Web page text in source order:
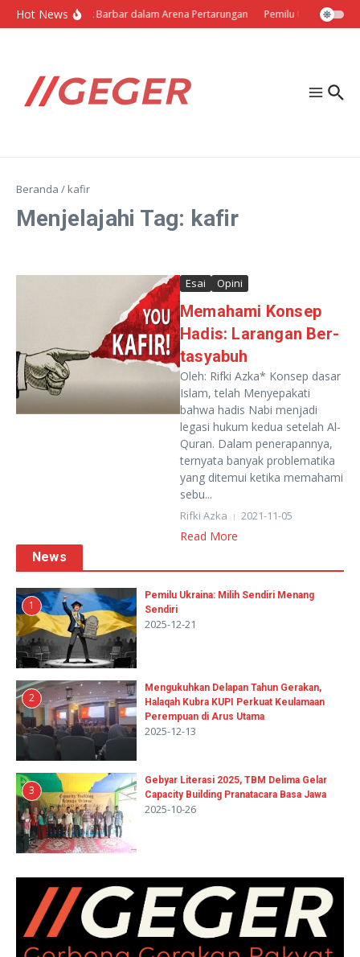
Lewati ke konten
Hot NewsPolitik Barbar dalam Arena Pertarungan Pemilu Ukraina:
Beranda / kafir
Menjelajahi Tag: kafir
Esai Opini
Memahami Konsep
Hadis: Larangan Ber-
tasyabuh
Oleh: Rifki Azka* Konsep dasar
Islam, telah Menyepakati
bahwa hadis Nabi menjadi
legasi hukum kedua setelah Al-
Quran. Dalam penerapannya,
ternyata banyak problematika
yang ditemui ketika memahami
sebu...
Rifki Azka 2021-11-05
Read More
News
1
Pemilu Ukraina: Milih Sendiri Menang
Sendiri
2025-12-21
2
Mengukuhkan Delapan Tahun Gerakan,
Halaqah Kubra KUPI Perkuat Keulamaan
Perempuan di Arus Utama
2025-12-13
3
Gebyar Literasi 2025, TBM Delima Gelar
Capacity Building Pranatacara Basa Jawa
2025-10-26